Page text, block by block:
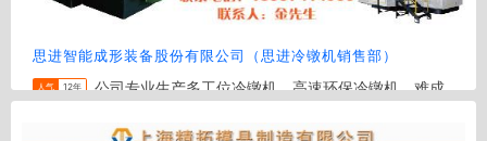
思进智能成形装备股份有限公司（思进冷镦机销售部）
人气 12年
公司专业生产多工位冷镦机，高速环保冷镦机，难成
机，多工位螺栓机，多工位螺母机，螺栓冷镦成形机，螺母冷